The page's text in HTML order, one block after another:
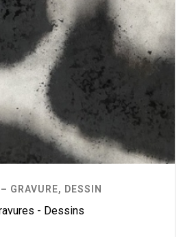
GRAVURE, DESSIN
- Dessins